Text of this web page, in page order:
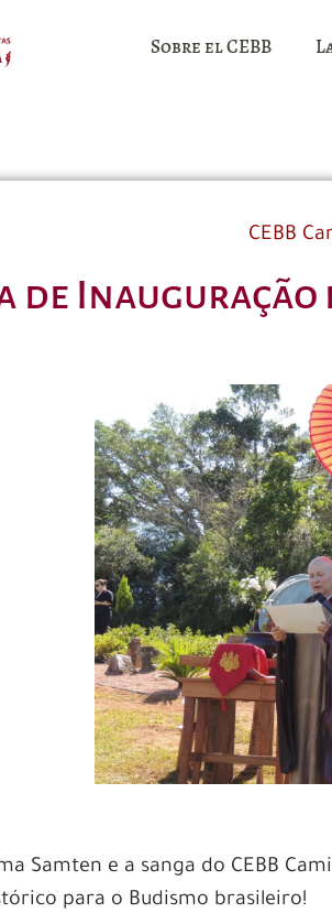
Sobre el CEBB
CEBB
de Inauguração
Samten e a sanga do CEBB
para o Budismo brasileiro!